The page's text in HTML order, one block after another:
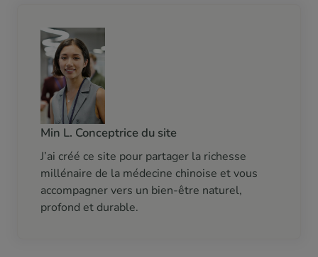
Min L. Conceptrice du site
J’ai créé ce site pour partager la richesse
millénaire de la médecine chinoise et vous
accompagner vers un bien-être naturel,
profond et durable.